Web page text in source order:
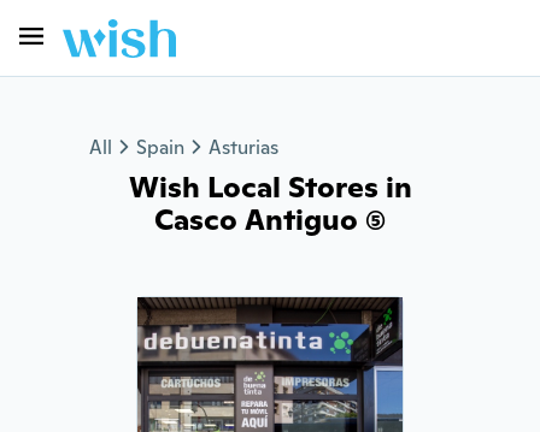
All Spain Asturias
Wish Local Stores in
Casco Antiguo (5)